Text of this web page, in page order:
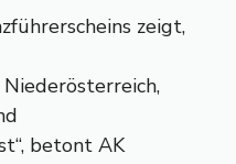
zeigt,
betont AK